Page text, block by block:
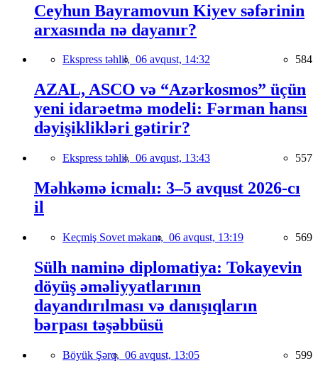
Ceyhun Bayramovun Kiyev səfərinin
arxasında nə dayanır?
Ekspress təhlil, 06 avqust, 14:32 584
AZAL, ASCO və “Azərkosmos” üçün
yeni idarəetmə modeli: Fərman hansı
dəyişiklikləri gətirir?
Ekspress təhlil, 06 avqust, 13:43 557
Məhkəmə icmalı: 3–5 avqust 2026-cı
il
Keçmiş Sovet məkanı, 06 avqust, 13:19 569
Sülh naminə diplomatiya: Tokayevin
döyüş əməliyyatlarının
dayandırılması və danışıqların
bərpası təşəbbüsü
Böyük Şərq, 06 avqust, 13:05 599